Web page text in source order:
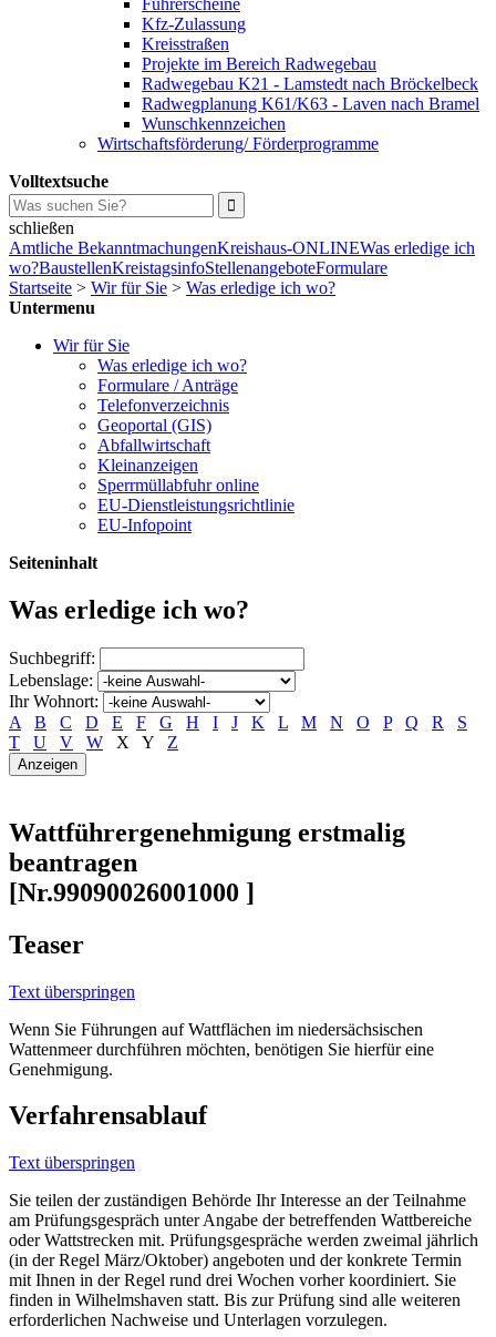
Führerscheine
Kfz-Zulassung
Kreisstraßen
Projekte im Bereich Radwegebau
Radwegebau K21 - Lamstedt nach Bröckelbeck
Radwegplanung K61/K63 - Laven nach Bramel
Wunschkennzeichen
Wirtschaftsförderung/ Förderprogramme
Volltextsuche
schließen
Amtliche BekanntmachungenKreishaus-ONLINEWas erledige ich
wo?BaustellenKreistagsinfoStellenangeboteFormulare
Startseite > Wir für Sie > Was erledige ich wo?
Untermenu
Wir für Sie
Was erledige ich wo?
Formulare / Anträge
Telefonverzeichnis
Geoportal (GIS)
Abfallwirtschaft
Kleinanzeigen
Sperrmüllabfuhr online
EU-Dienstleistungsrichtlinie
EU-Infopoint
Seiteninhalt
Was erledige ich wo?
Suchbegriff:
Lebenslage:
Ihr Wohnort:
A
B C D E F G H I J K L M N O P Q R
S
T
U V W X Y Z
Wattführergenehmigung erstmalig
beantragen
[Nr.99090026001000 ]
Teaser
Text überspringen
Wenn Sie Führungen auf Wattflächen im niedersächsischen
Wattenmeer durchführen möchten, benötigen Sie hierfür eine
Genehmigung.
Verfahrensablauf
Text überspringen
Sie teilen der zuständigen Behörde Ihr Interesse an der Teilnahme
am Prüfungsgespräch unter Angabe der betreffenden Wattbereiche
oder Wattstrecken mit. Prüfungsgespräche werden zweimal jährlich
(in der Regel März/Oktober) angeboten und der konkrete Termin
mit Ihnen in der Regel rund drei Wochen vorher koordiniert. Sie
finden in Wilhelmshaven statt. Bis zur Prüfung sind alle weiteren
erforderlichen Nachweise und Unterlagen vorzulegen.